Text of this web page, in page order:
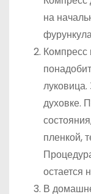
на
Компресс
духовке.
пленкой,
остается
В